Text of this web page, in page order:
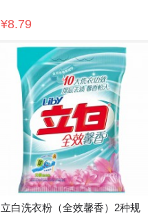
¥8.79
立白洗衣粉（全效馨香）2种规